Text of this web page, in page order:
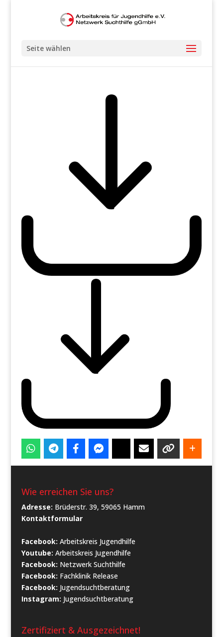
Seite wählen
Wie erreichen Sie uns?
Adresse: Brüderstr. 39, 59065 Hamm
Kontaktformular
Facebook: Arbeitskreis Jugendhilfe
Youtube: Arbeitskreis Jugendhilfe
Facebook: Netzwerk Suchthilfe
Facebook: Fachklinik Release
Facebook: Jugendsuchtberatung
Instagram: Jugendsuchtberatung
Zertifiziert & Ausgezeichnet!